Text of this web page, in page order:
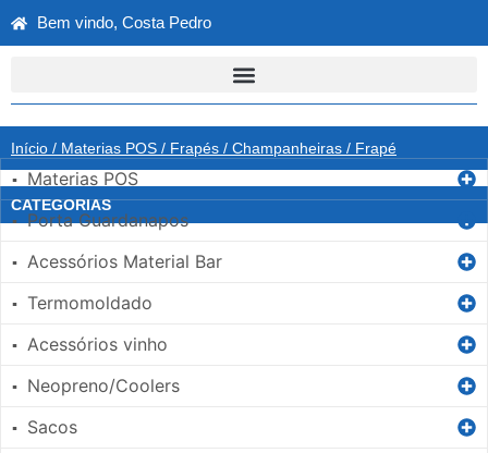
Bem vindo, Costa Pedro
Início / Materias POS / Frapés / Champanheiras / Frapé
CATEGORIAS
▪ Materias POS
▪ Porta Guardanapos
▪ Acessórios Material Bar
▪ Termomoldado
▪ Acessórios vinho
▪ Neopreno/Coolers
▪ Sacos